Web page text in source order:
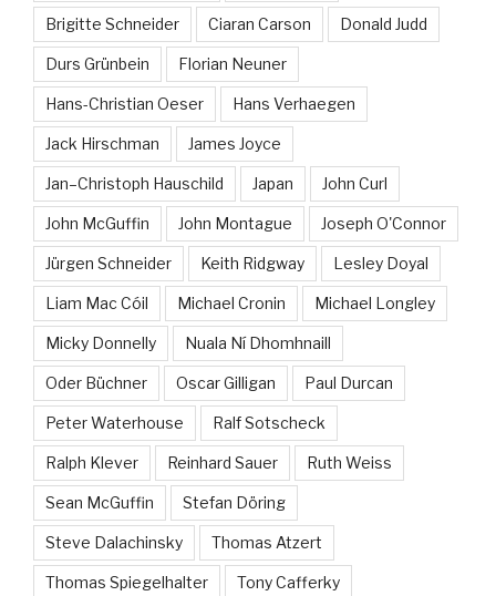
Brigitte Schneider Ciaran Carson Donald Judd
Durs Grünbein Florian Neuner
Hans-Christian Oeser Hans Verhaegen
Jack Hirschman James Joyce
Jan–Christoph Hauschild Japan John Curl
John McGuffin John Montague Joseph O'Connor
Jürgen Schneider Keith Ridgway Lesley Doyal
Liam Mac Cóil Michael Cronin Michael Longley
Micky Donnelly Nuala Ní Dhomhnaill
Oder Büchner Oscar Gilligan Paul Durcan
Peter Waterhouse Ralf Sotscheck
Ralph Klever Reinhard Sauer Ruth Weiss
Sean McGuffin Stefan Döring
Steve Dalachinsky Thomas Atzert
Thomas Spiegelhalter Tony Cafferky